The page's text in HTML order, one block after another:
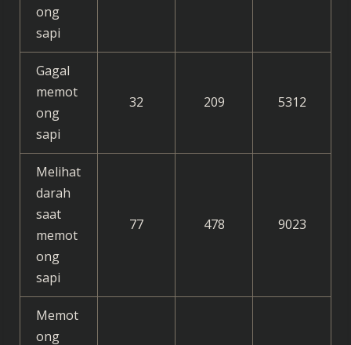
ong
sapi
Gagal
memot
ong
sapi
32 209 5312
Melihat
darah
saat
memot
ong
sapi
77 478 9023
Memot
ong